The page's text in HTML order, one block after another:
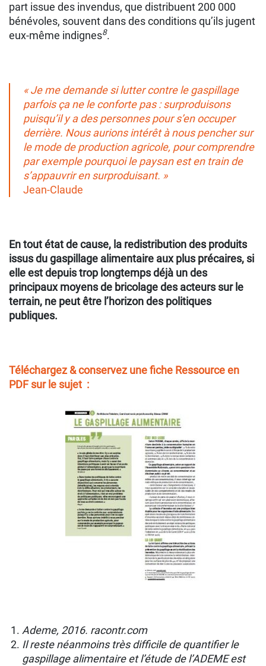
part issue des invendus, que distribuent 200 000
bénévoles, souvent dans des conditions qu’ils jugent
eux-même indignes8.
« Je me demande si lutter contre le gaspillage
parfois ça ne le conforte pas : surproduisons
puisqu’il y a des personnes pour s’en occuper
derrière. Nous aurions intérêt à nous pencher sur
le mode de production agricole, pour comprendre
par exemple pourquoi le paysan est en train de
s’appauvrir en surproduisant. »
Jean-Claude
En tout état de cause, la redistribution des produits
issus du gaspillage alimentaire aux plus précaires, si
elle est depuis trop longtemps déjà un des
principaux moyens de bricolage des acteurs sur le
terrain, ne peut être l’horizon des politiques
publiques.
Téléchargez & conservez une fiche Ressource en
PDF sur le sujet :
Ademe, 2016. racontr.com
Il reste néanmoins très difﬁcile de quantiﬁer le
gaspillage alimentaire et l’étude de l’ADEME est